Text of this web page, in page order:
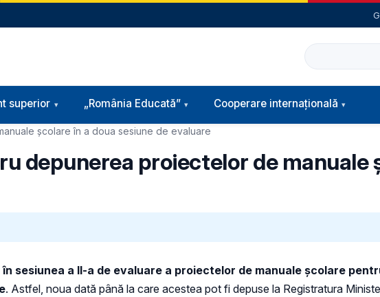
Caută
superior „România Educată” Cooperare internațională
școlare în a doua sesiune de evaluare
depunerea proiectelor de manuale
sesiunea a II-a de evaluare a proiectelor de manuale școlare
. Astfel, noua dată până la care acestea pot fi depuse la Registratura